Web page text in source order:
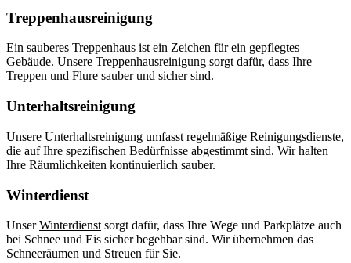
Treppenhausreinigung
Ein sauberes Treppenhaus ist ein Zeichen für ein gepflegtes
Gebäude. Unsere Treppenhausreinigung sorgt dafür, dass Ihre
Treppen und Flure sauber und sicher sind.
Unterhaltsreinigung
Unsere Unterhaltsreinigung umfasst regelmäßige Reinigungsdienste,
die auf Ihre spezifischen Bedürfnisse abgestimmt sind. Wir halten
Ihre Räumlichkeiten kontinuierlich sauber.
Winterdienst
UnserWinterdienst sorgt dafür, dass Ihre Wege und Parkplätze auch
bei Schnee und Eis sicher begehbar sind. Wir übernehmen das
Schneeräumen und Streuen für Sie.